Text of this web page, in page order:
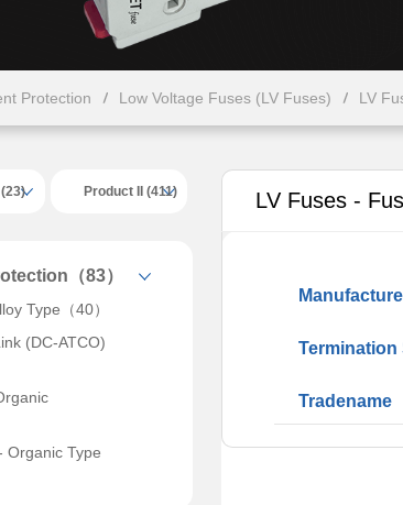
Protection Low Voltage Fuses (LV Fuses) LV
Product II (411)
（83）
Type（40）
(DC-ATCO)
Organic Type
LV Fuses -
Termination
Tradename